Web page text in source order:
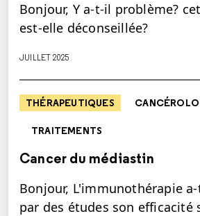
Bonjour, Y a-t-il problème?
est-elle déconseillée?
JUILLET 2025
THÉRAPEUTIQUES
TRAITEMENTS
Cancer du médiastin
Bonjour, L'immunothérapie
par des études son efficacité